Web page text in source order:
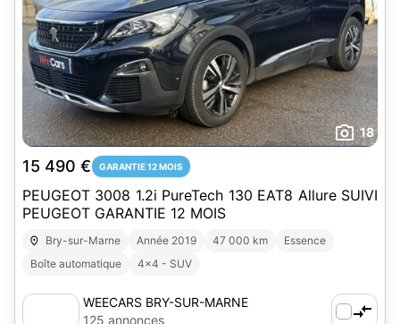
18
15 490 € GARANTIE 12 MOIS
PEUGEOT 3008 1.2i PureTech 130 EAT8 Allure SUIVI
PEUGEOT GARANTIE 12 MOIS
Bry-sur-Marne Année 2019 47 000 km
Essence
Boîte automatique
4x4 - SUV
WEECARS BRY-SUR-MARNE
125 annonces